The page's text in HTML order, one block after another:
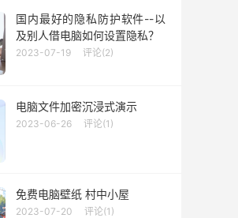
国内最好的隐私防护软件--以
及别人借电脑如何设置隐私？
2023-07-19 评论(2)
电脑文件加密沉浸式演示
2023-06-26 评论(1)
免费电脑壁纸 村中小屋
2023-07-20 评论(1)